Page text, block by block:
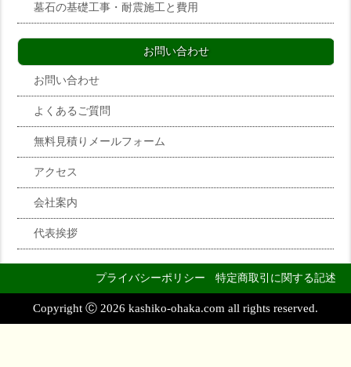
墓石の基礎工事・耐震施工と費用
お問い合わせ
お問い合わせ
よくあるご質問
無料見積りメールフォーム
アクセス
会社案内
代表挨拶
プライバシーポリシー 特定商取引に関する記述
Copyright Ⓒ 2026 kashiko-ohaka.com all rights reserved.